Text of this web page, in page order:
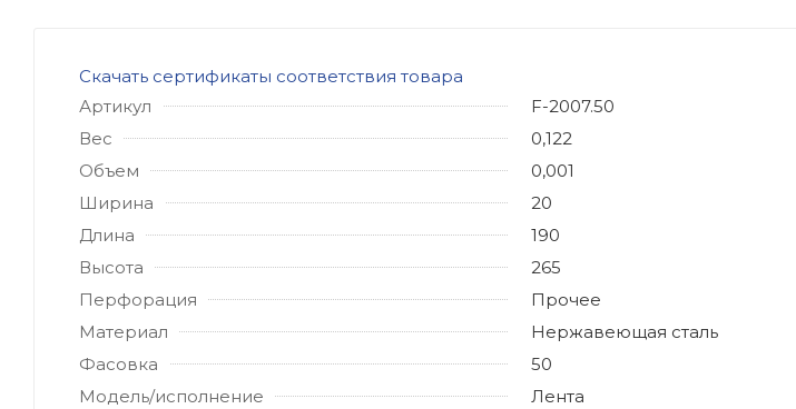
Скачать сертификаты соответствия товара
Артикул
F-2007.50
Вес
0,122
Объем
0,001
Ширина
20
Длина
190
Высота
265
Перфорация
Прочее
Материал
Нержавеющая сталь
Фасовка
50
Модель/исполнение
Лента